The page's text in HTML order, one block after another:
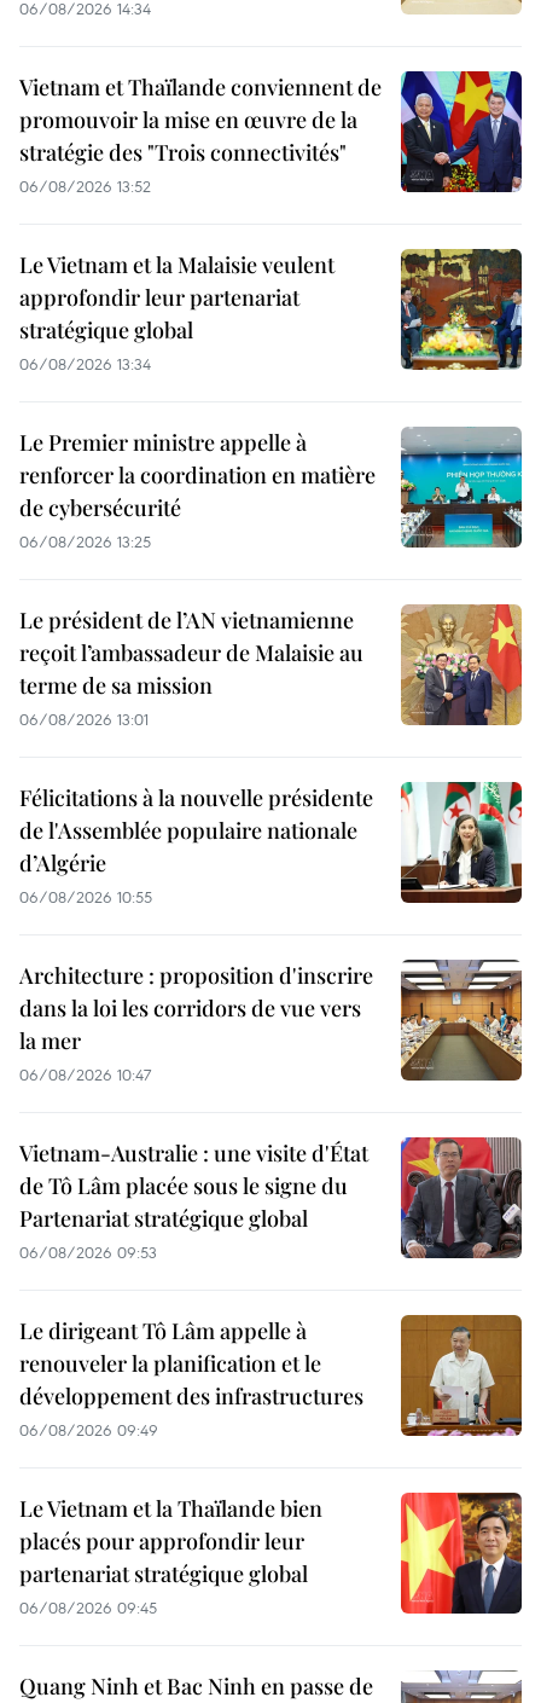
06/08/2026 14:34
Vietnam et Thaïlande conviennent de
promouvoir la mise en œuvre de la
stratégie des "Trois connectivités"
06/08/2026 13:52
Le Vietnam et la Malaisie veulent
approfondir leur partenariat
stratégique global
06/08/2026 13:34
Le Premier ministre appelle à
renforcer la coordination en matière
de cybersécurité
06/08/2026 13:25
Le président de l’AN vietnamienne
reçoit l’ambassadeur de Malaisie au
terme de sa mission
06/08/2026 13:01
Félicitations à la nouvelle présidente
de l'Assemblée populaire nationale
d’Algérie
06/08/2026 10:55
Architecture : proposition d'inscrire
dans la loi les corridors de vue vers
la mer
06/08/2026 10:47
Vietnam-Australie : une visite d'État
de Tô Lâm placée sous le signe du
Partenariat stratégique global
06/08/2026 09:53
Le dirigeant Tô Lâm appelle à
renouveler la planification et le
développement des infrastructures
06/08/2026 09:49
Le Vietnam et la Thaïlande bien
placés pour approfondir leur
partenariat stratégique global
06/08/2026 09:45
Quang Ninh et Bac Ninh en passe de